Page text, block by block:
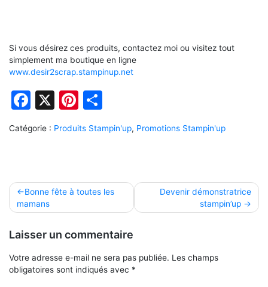
Si vous désirez ces produits, contactez moi ou visitez tout
simplement ma boutique en ligne
www.desir2scrap.stampinup.net
Facebook
X Pinterest
Catégorie : Produits Stampin'up, Promotions Stampin'up
Navigation
de
l’article
Bonne fête à toutes les
mamans
Devenir démonstratrice
stampin’up
Laisser un commentaire
Votre adresse e-mail ne sera pas publiée. Les champs
obligatoires sont indiqués avec *